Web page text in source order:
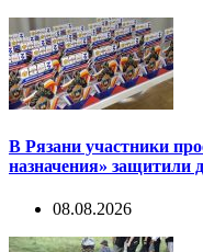
В Рязани участники
назначения» защитили
08.08.2026